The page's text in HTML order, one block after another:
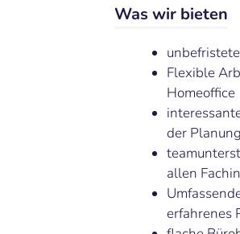
Was wir bieten
Flexible
Homeoffice
der
allen
erfahrenes